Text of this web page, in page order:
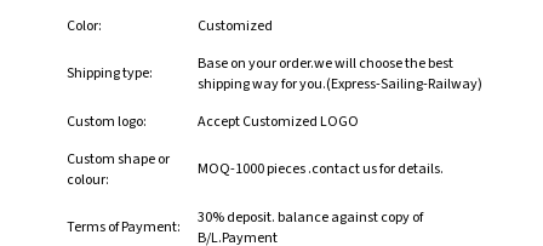
Color:
Customized
Shipping type:
Base on your order.we will choose the best
shipping way for you.(Express-Sailing-Railway)
Custom logo:
Accept Customized LOGO
Custom shape or
colour:
MOQ-1000 pieces .contact us for details.
Terms of Payment:
30% deposit. balance against copy of
B/L.Payment